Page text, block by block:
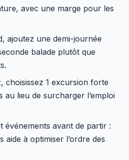
avec une marge pour les
ajoutez une demi-journée
balade plutôt que
choisissez 1 excursion forte
au lieu de surcharger l’emploi
événements avant de partir :
aide à optimiser l’ordre des